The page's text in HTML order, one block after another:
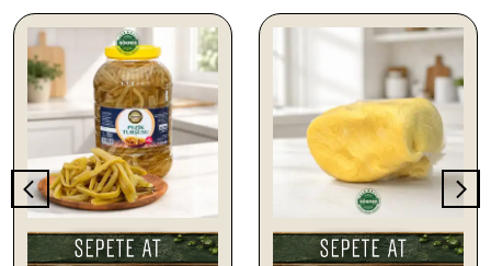
SEPETE EKLE SEPETE EKLE